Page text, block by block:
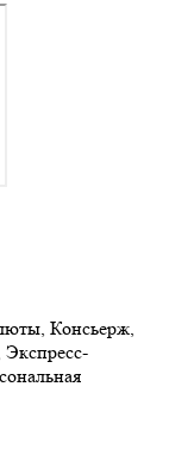
Консьерж,
Экспресс-